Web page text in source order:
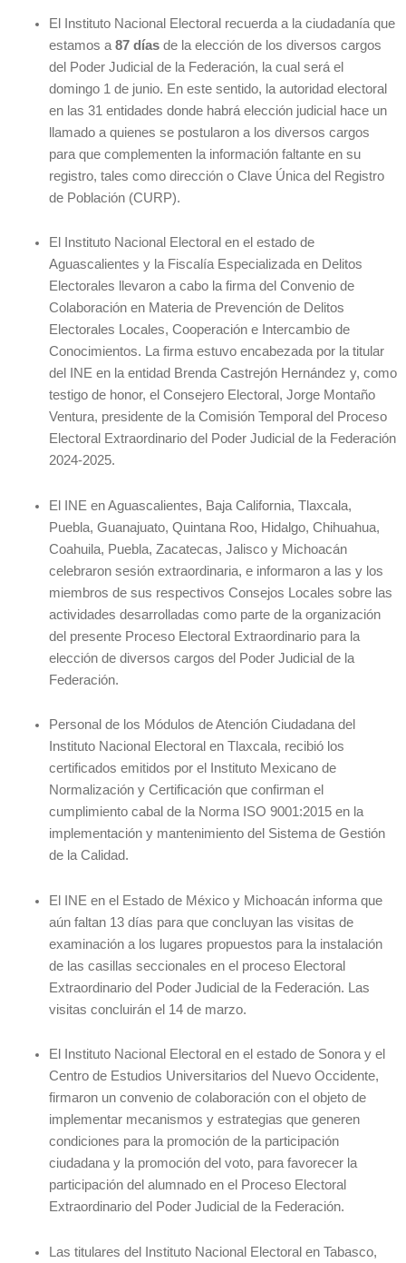
El Instituto Nacional Electoral recuerda a la ciudadanía que
estamos a 87 díasde la elección de los diversos cargos
del Poder Judicial de la Federación, la cual será el
domingo 1 de junio. En este sentido, la autoridad electoral
en las 31 entidades donde habrá elección judicial hace un
llamado a quienes se postularon a los diversos cargos
para que complementen la información faltante en su
registro, tales como dirección o Clave Única del Registro
de Población (CURP).
El Instituto Nacional Electoral en el estado de
Aguascalientes y la Fiscalía Especializada en Delitos
Electorales llevaron a cabo la firma del Convenio de
Colaboración en Materia de Prevención de Delitos
Electorales Locales, Cooperación e Intercambio de
Conocimientos. La firma estuvo encabezada por la titular
del INE en la entidad Brenda Castrejón Hernández y, como
testigo de honor, el Consejero Electoral, Jorge Montaño
Ventura, presidente de la Comisión Temporal del Proceso
Electoral Extraordinario del Poder Judicial de la Federación
2024-2025.
El INE en Aguascalientes, Baja California, Tlaxcala,
Puebla, Guanajuato, Quintana Roo, Hidalgo, Chihuahua,
Coahuila, Puebla, Zacatecas, Jalisco y Michoacán
celebraron sesión extraordinaria, e informaron a las y los
miembros de sus respectivos Consejos Locales sobre las
actividades desarrolladas como parte de la organización
del presente Proceso Electoral Extraordinario para la
elección de diversos cargos del Poder Judicial de la
Federación.
Personal de los Módulos de Atención Ciudadana del
Instituto Nacional Electoral en Tlaxcala, recibió los
certificados emitidos por el Instituto Mexicano de
Normalización y Certificación que confirman el
cumplimiento cabal de la Norma ISO 9001:2015 en la
implementación y mantenimiento del Sistema de Gestión
de la Calidad.
El INE en el Estado de México y Michoacán informa que
aún faltan 13 días para que concluyan las visitas de
examinación a los lugares propuestos para la instalación
de las casillas seccionales en el proceso Electoral
Extraordinario del Poder Judicial de la Federación. Las
visitas concluirán el 14 de marzo.
El Instituto Nacional Electoral en el estado de Sonora y el
Centro de Estudios Universitarios del Nuevo Occidente,
firmaron un convenio de colaboración con el objeto de
implementar mecanismos y estrategias que generen
condiciones para la promoción de la participación
ciudadana y la promoción del voto, para favorecer la
participación del alumnado en el Proceso Electoral
Extraordinario del Poder Judicial de la Federación.
Las titulares del Instituto Nacional Electoral en Tabasco,